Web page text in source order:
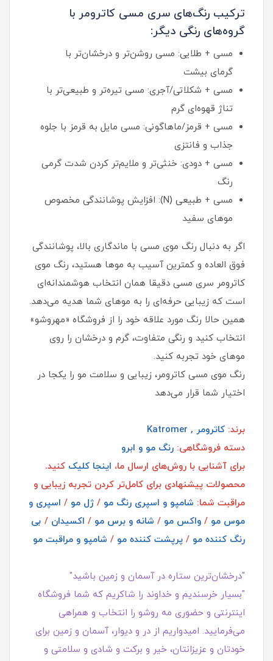
ترکیب رنگ‌های سری مسی کاترومر با
گروه‌های رنگی دیگر:
مسی + طلایی: مسی روشن‌تر و درخشان‌تر با
گرمای بیشت
مسی + شکلاتی/آجری: مسی تیره‌تر و طبیعی‌تر با
تناژ قهوه‌ای گرم
مسی + قرمز/ماهاگونی: مسی مایل به قرمز با جلوه
جذاب و فانتزی
مسی + دودی: خنثی‌تر و ملایم‌تر کردن شدت گرمی
رنگ
مسی + طبیعی (N): افزایش پوشانندگی مخصوص
موهای سفید
اگر به دنبال رنگ موی مسی با ماندگاری بالا، پوشانندگی
فوق العاده و کمترین آسیب به موها هستید، رنگ موی
کاترومر سری مسی دقیقا همان انتخاب هوشمندانه‌ای
است که زیبایی حرفه‌ای را به موهای شما هدیه می‌دهد.
همین حالا رنگ مورد علاقه خود را از فروشگاه «مهروشو»
انتخاب کنید و رنگی متفاوت، گرم و درخشان را روی
موهای خود تجربه کنید.
رنگ موی مسی کاترومر، زیبایی و سلامت مو را یکجا در
اختیار شما قرار می‌دهد
برند: کاترومر , Katromer
دسته فروشگاهی: رنگ مو و ابرو
برای آشنایی با روش‌های ارسال ما، اینجا کلیک کنید.
محصولات پیشنهادی برای کامل‌تر کردن تجربه زیبایی و
مراقبت شما: شامپو و اسپری رنگ مو / ژل مو / اسپری و
موس مو / واکس مو / شانه و برس مو / اکسیدان / بی
رنگ کننده مو / پرپشت کننده مو / شامپو و مراقبت مو
"درخشان‌ترین ستاره در آسمان و زمین باشید"
"بسیار خرسندیم و خداوند را شاکریم که شما فروشگاه
اینترنتی و حضوری مه روشو را انتخاب و همراهی
می‌فرمایید. امیدواریم از در و دیوار، آسمان و زمین برای
خودتان و عزیزانتان، خیر و برکت و شادی و سلامتی و